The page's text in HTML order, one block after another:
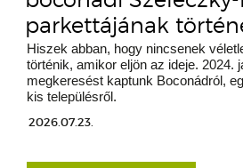
parkettájának
Hiszek abban, hogy nincsenek
történik, amikor eljön az ideje. 2024.
megkeresést kaptunk Boconádról,
kis településről.
2026.07.23.